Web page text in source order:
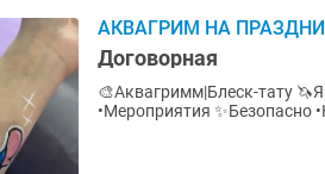
АКВАГРИМ НА
Договорная
🎨Аквагримм|Блеск-тату
•Мероприятия ✨Безопасно